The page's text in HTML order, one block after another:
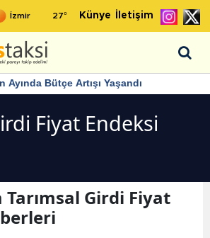
27° Künye İletişim
Bütçe Artışı Yaşandı
Fiyat Endeksi
Girdi Fiyat